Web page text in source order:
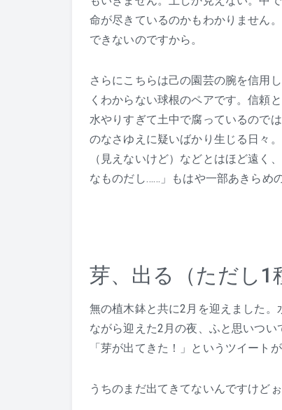
命が尽きているのかもわかりません
できないのですから。
さらにこちらは己の園芸の腕を信用
くわからない球根のペアです。信頼
水やりすぎて土中で腐っているので
のなさゆえに疑いばかり生じる日々
（見えないけど）などとはほど遠く
なものだし……」もはや一部あきらめ
芽、出る（ただし1
無の植木鉢と共に2月を迎えました
ながら迎えた2月の夜、ふと思いつ
「芽が出てきた！」というツイート
うちのまだ出てきてないんですけど